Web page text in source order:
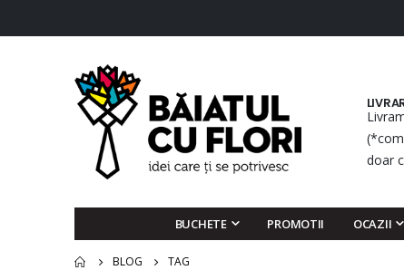
doar
BUCHETE PROMOTII OCAZII
BLOG TAG